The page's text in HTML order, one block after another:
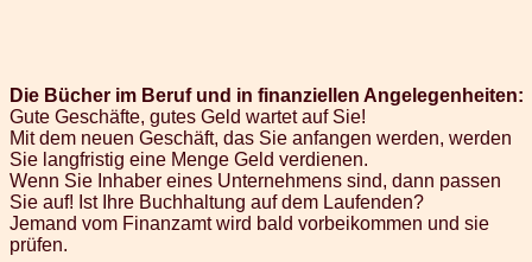
Die Bücher im Beruf und in finanziellen Angelegenheiten:
Gute Geschäfte, gutes Geld wartet auf Sie!
Mit dem neuen Geschäft, das Sie anfangen werden, werden
Sie langfristig eine Menge Geld verdienen.
Wenn Sie Inhaber eines Unternehmens sind, dann passen
Sie auf! Ist Ihre Buchhaltung auf dem Laufenden?
Jemand vom Finanzamt wird bald vorbeikommen und sie
prüfen.